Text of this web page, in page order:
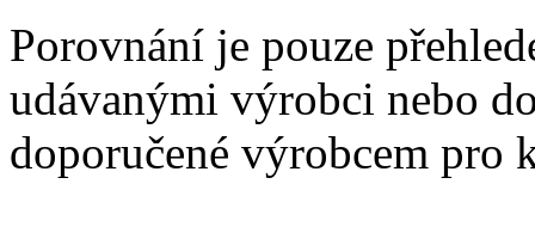
Porovnání je pouze
udávanými výrobci nebo
doporučené výrobcem pro